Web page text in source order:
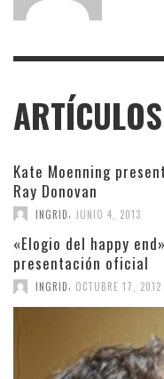
Kate Moenning
Ray Donovan
INGRID JUNIO 4, 2013
«Elogio del happy
presentación oficial
INGRID, OCTUBRE 17, 2012